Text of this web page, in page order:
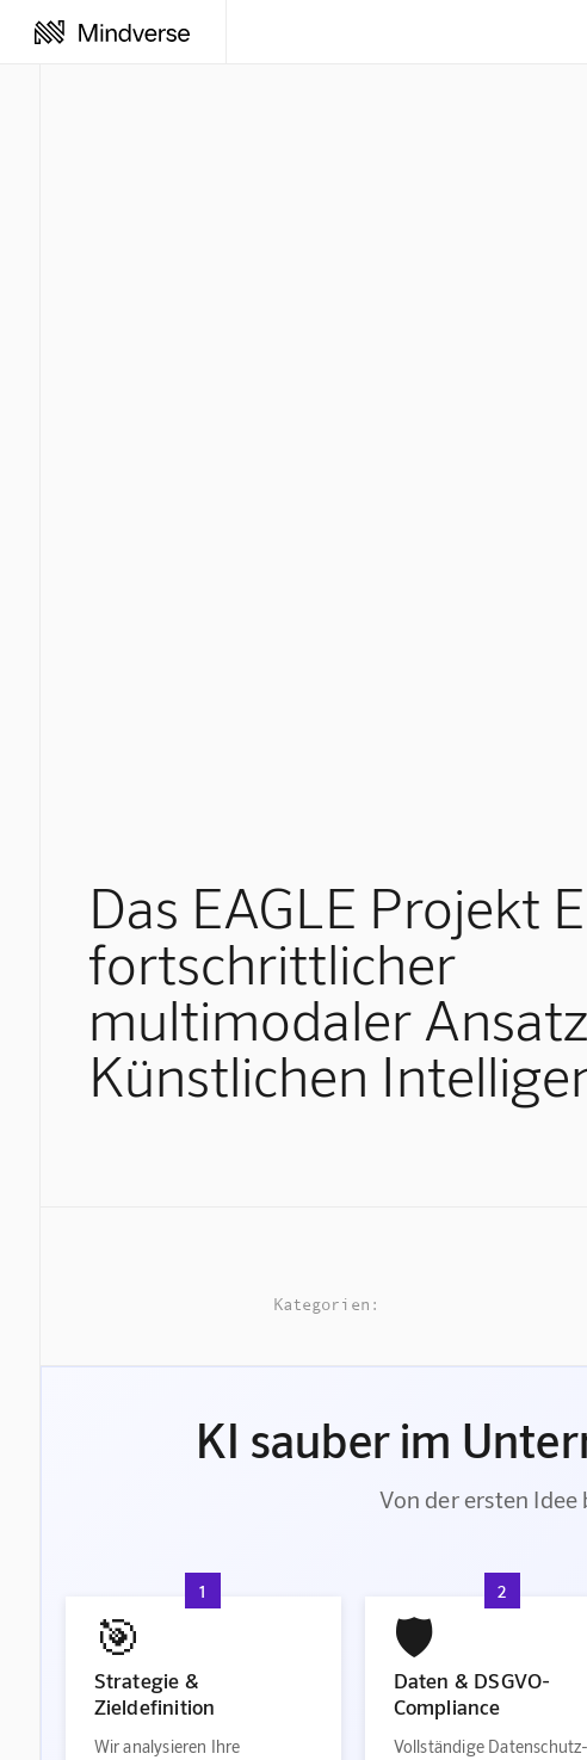
Das EAGLE Projekt
fortschrittlicher
multimodaler
Künstlichen
Kategorien:
KI sauber im
Von der ersten
1
🎯
Strategie &
Zieldefinition
Wir analysieren Ihre
2
🛡️
Daten & DSGVO-
Compliance
Vollständige Datenschutz-